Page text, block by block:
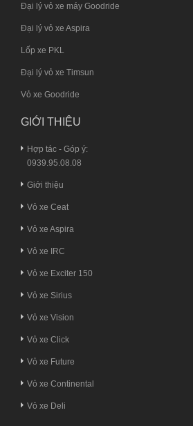
Đại lý vỏ xe máy Goodride
Đại lý vỏ xe Aspira
Lốp xe PKL
Đại lý vỏ xe Timsun
Vỏ xe Goodride
GIỚI THIỆU
Hợp tác - Góp ý:
0939.95.08.08
Giới thiệu
Vỏ xe Ceat
Vỏ xe Aspira
Vỏ xe IRC
Vỏ xe Exciter 150
Vỏ xe Sirius
Vỏ xe Vision
Vỏ xe Click
Vỏ xe Future
Vỏ xe Continental
Vỏ xe Deli